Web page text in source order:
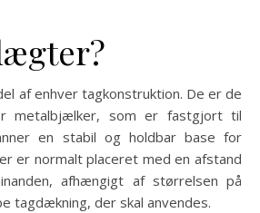
af enhver tagkonstruktion. De er de
metalbjælker, som er fastgjort til
en stabil og holdbar base for
er normalt placeret med en afstand
afhængigt af størrelsen på
tagdækning, der skal anvendes.